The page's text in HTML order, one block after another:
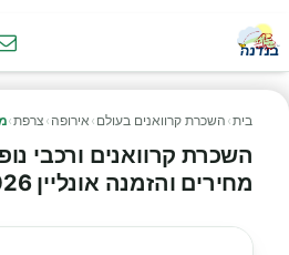
בית› השכרת קרוואנים בעולם › אירופה › צרפת›
השכרת קרוואנים ורכבי
מחירים והזמנה אונליין 2026